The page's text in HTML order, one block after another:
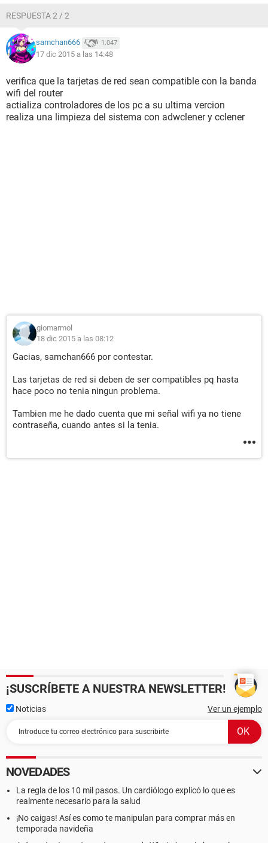
RESPUESTA 2 / 2
samchan666 1.047
17 dic 2015 a las 14:48
verifica que la tarjetas de red sean compatible con la banda
wifi del router
actializa controladores de los pc a su ultima vercion
realiza una limpieza del sistema con adwclener y cclener
giomarmol
18 dic 2015 a las 08:12
Gacias, samchan666 por contestar.
Las tarjetas de red si deben de ser compatibles pq hasta
hace poco no tenia ningun problema.
Tambien me he dado cuenta que mi señal wifi ya no tiene
contraseña, cuando antes si la tenia.
¡SUSCRÍBETE A NUESTRA NEWSLETTER!
Noticias Ver un ejemplo
NOVEDADES
La regla de los 10 mil pasos. Un cardiólogo explicó lo que es
realmente necesario para la salud
¡No caigas! Así es como te manipulan para comprar más en
temporada navideña